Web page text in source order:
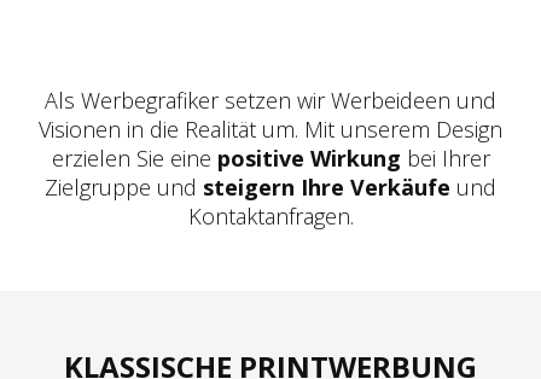
Als Werbegrafiker setzen wir Werbeideen und
Visionen in die Realität um. Mit unserem Design
erzielen Sie eine positive Wirkung bei Ihrer
Zielgruppe und steigern Ihre Verkäufe und
Kontaktanfragen.
KLASSISCHE PRINTWERBUNG